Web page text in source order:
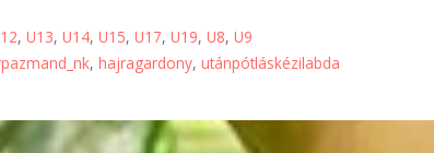
,U13,U14,U15,U17,U19,U8,U9
,hajragardony,utánpótláskézilabda